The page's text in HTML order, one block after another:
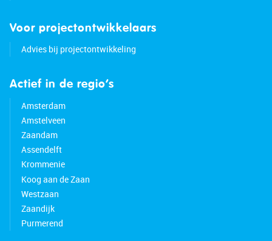
Voor projectontwikkelaars
Advies bij projectontwikkeling
Actief in de regio’s
Amsterdam
Amstelveen
Zaandam
Assendelft
Krommenie
Koog aan de Zaan
Westzaan
Zaandijk
Purmerend